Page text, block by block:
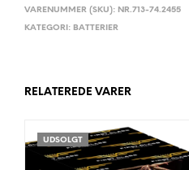
VARENUMMER (SKU): NR.713-74.2455
KATEGORI: BATTERIER
RELATEREDE VARER
UDSOLGT